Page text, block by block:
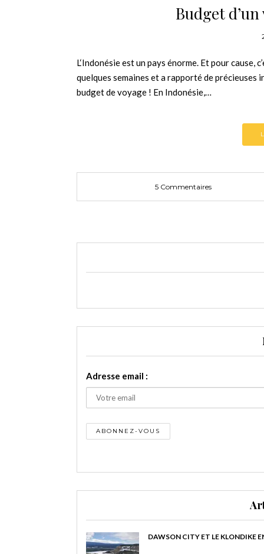
Budget
L‘Indonésie est un pays énorme. Et pour cause,
quelques semaines et a rapporté de
budget de voyage ! En Indonésie,…
5 Commentaires
Adresse email :
DAWSON CITY ET LE KLONDIKE